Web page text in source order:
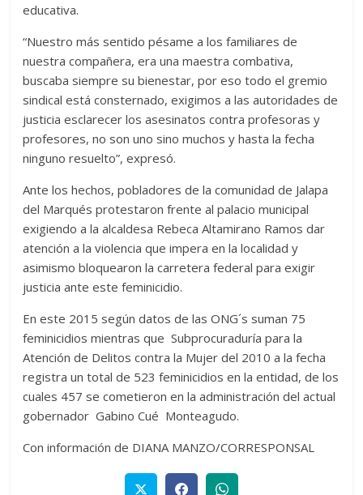
educativa.
“Nuestro más sentido pésame a los familiares de
nuestra compañera, era una maestra combativa,
buscaba siempre su bienestar, por eso todo el gremio
sindical está consternado, exigimos a las autoridades de
justicia esclarecer los asesinatos contra profesoras y
profesores, no son uno sino muchos y hasta la fecha
ninguno resuelto”, expresó.
Ante los hechos, pobladores de la comunidad de Jalapa
del Marqués protestaron frente al palacio municipal
exigiendo a la alcaldesa Rebeca Altamirano Ramos dar
atención a la violencia que impera en la localidad y
asimismo bloquearon la carretera federal para exigir
justicia ante este feminicidio.
En este 2015 según datos de las ONG´s suman 75
feminicidios mientras que Subprocuraduría para la
Atención de Delitos contra la Mujer del 2010 a la fecha
registra un total de 523 feminicidios en la entidad, de los
cuales 457 se cometieron en la administración del actual
gobernador Gabino Cué Monteagudo.
Con información de DIANA MANZO/CORRESPONSAL